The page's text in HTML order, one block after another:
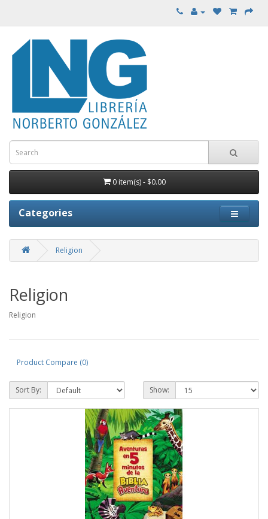
0 item(s) - $0.00
Categories
Religion
Religion
Religion
Product Compare (0)
Sort By: Show: